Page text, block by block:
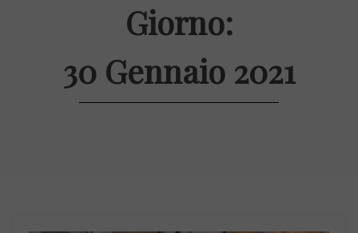
Giorno:
30 Gennaio 2021